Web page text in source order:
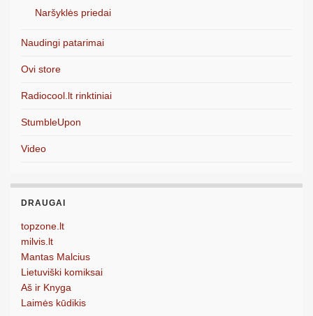
Naršyklės priedai
Naudingi patarimai
Ovi store
Radiocool.lt rinktiniai
StumbleUpon
Video
DRAUGAI
topzone.lt
milvis.lt
Mantas Malcius
Lietuviški komiksai
Aš ir Knyga
Laimės kūdikis